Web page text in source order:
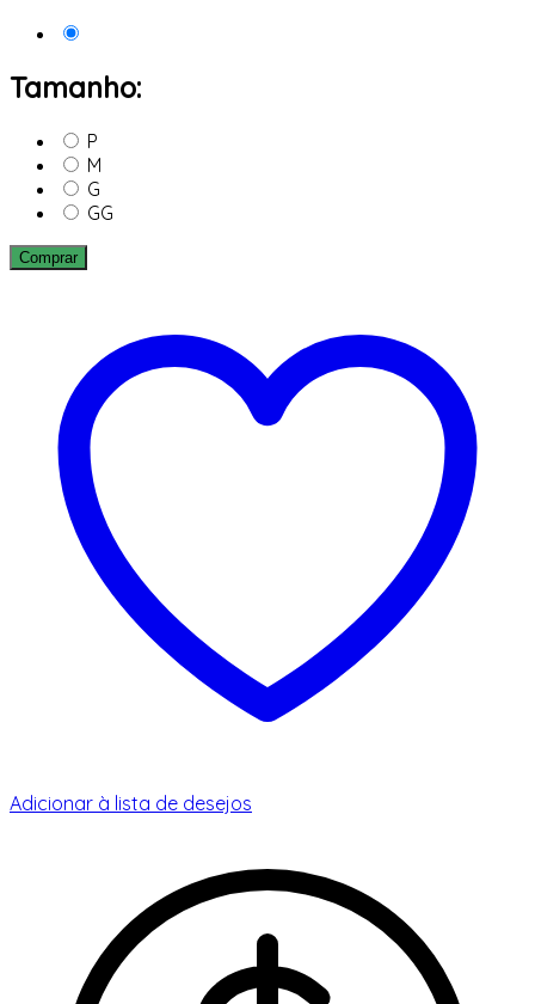
Tamanho:
P
M
G
GG
Comprar
Adicionar à lista de desejos